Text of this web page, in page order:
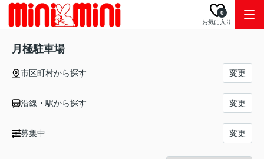
お気に入り
0
月極駐車場
市区町村から探す 変更
沿線・駅から探す 変更
募集中 変更